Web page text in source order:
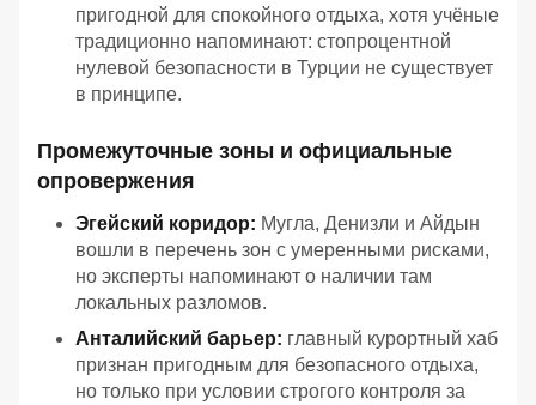
пригодной для спокойного отдыха, хотя учёные
традиционно напоминают: стопроцентной
нулевой безопасности в Турции не существует
в принципе.
Промежуточные зоны и официальные
опровержения
Эгейский коридор: Мугла, Денизли и Айдын
вошли в перечень зон с умеренными рисками,
но эксперты напоминают о наличии там
локальных разломов.
Анталийский барьер: главный курортный хаб
признан пригодным для безопасного отдыха,
но только при условии строгого контроля за